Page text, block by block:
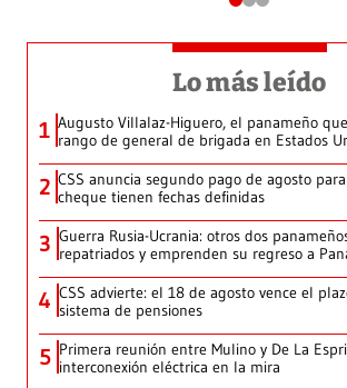
Lo más leído
1 Augusto Villalaz-Higuero, el panameño
rango de general de brigada en Estados
2 CSS anuncia segundo pago de agosto
cheque tienen fechas definidas
3 Guerra Rusia-Ucrania: otros dos
repatriados y emprenden su regreso a
4 CSS advierte: el 18 de agosto vence el
sistema de pensiones
5 Primera reunión entre Mulino y De La
interconexión eléctrica en la mira